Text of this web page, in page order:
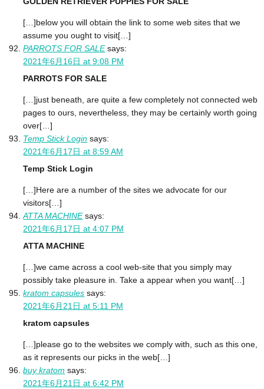
[…]below you will obtain the link to some web sites that we
assume you ought to visit[…]
PARROTS FOR SALE says:
2021年6月16日 at 9:08 PM
PARROTS FOR SALE
[…]just beneath, are quite a few completely not connected web
pages to ours, nevertheless, they may be certainly worth going
over[…]
Temp Stick Login says:
2021年6月17日 at 8:59 AM
Temp Stick Login
[…]Here are a number of the sites we advocate for our
visitors[…]
ATTA MACHINE says:
2021年6月17日 at 4:07 PM
ATTA MACHINE
[…]we came across a cool web-site that you simply may
possibly take pleasure in. Take a appear when you want[…]
kratom capsules says:
2021年6月21日 at 5:11 PM
kratom capsules
[…]please go to the websites we comply with, such as this one,
as it represents our picks in the web[…]
buy kratom says:
2021年6月21日 at 6:42 PM